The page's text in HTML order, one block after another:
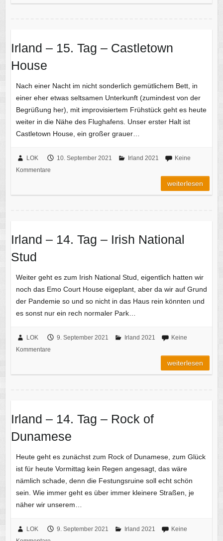
Irland – 15. Tag – Castletown
House
Nach einer Nacht im nicht sonderlich gemütlichem Bett, in
einer eher etwas seltsamen Unterkunft (zumindest von der
Begrüßung her), mit improvisiertem Frühstück geht es heute
weiter in die Nähe des Flughafens. Unser erster Halt ist
Castletown House, ein großer grauer…
LOK 10. September 2021 Irland 2021
Keine
Kommentare
weiterlesen
Irland – 14. Tag – Irish National
Stud
Weiter geht es zum Irish National Stud, eigentlich hatten wir
noch das Emo Court House eigeplant, aber da wir auf Grund
der Pandemie so und so nicht in das Haus rein könnten und
es sonst nur ein rech normaler Park…
LOK 9. September 2021 Irland 2021
Keine
Kommentare
weiterlesen
Irland – 14. Tag – Rock of
Dunamese
Heute geht es zunächst zum Rock of Dunamese, zum Glück
ist für heute Vormittag kein Regen angesagt, das wäre
nämlich schade, denn die Festungsruine soll echt schön
sein. Wie immer geht es über immer kleinere Straßen, je
näher wir unserem…
LOK 9. September 2021 Irland 2021
Keine